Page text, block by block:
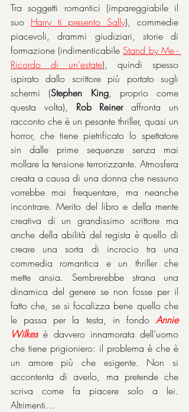
Tra soggetti romantici (impareggiabile il
suo Harry ti presento Sally), commedie
piacevoli, drammi giudiziari, storie di
formazione (indimenticabile Stand by Me -
Ricordo di un'estate), quindi spesso
ispirato dallo scrittore più portato sugli
schermi (Stephen King, proprio come
questa volta), Rob Reiner affronta un
racconto che è un pesante thriller, quasi un
horror, che tiene pietrificato lo spettatore
sin dalle prime sequenze senza mai
mollare la tensione terrorizzante. Atmosfera
creata a causa di una donna che nessuno
vorrebbe mai frequentare, ma neanche
incontrare. Merito del libro e della mente
creativa di un grandissimo scrittore ma
anche della abilità del regista è quello di
creare una sorta di incrocio tra una
commedia romantica e un thriller che
mette ansia. Sembrerebbe strana una
dinamica del genere se non fosse per il
fatto che, se si focalizza bene quello che
le passa per la testa, in fondo Annie
Wilkes è davvero innamorata dell’uomo
che tiene prigioniero: il problema è che è
un amore più che esigente. Non si
accontenta di averlo, ma pretende che
scriva come fa piacere solo a lei.
Altrimenti…